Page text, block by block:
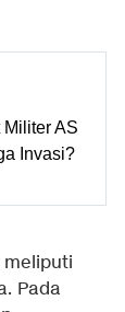
AS
Invasi?
Pada